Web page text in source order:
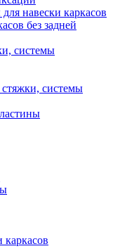
навески каркасов
без задней
системы
системы